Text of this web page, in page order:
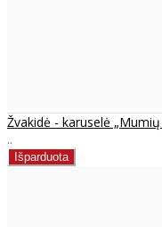
Žvakidė - karuselė
..